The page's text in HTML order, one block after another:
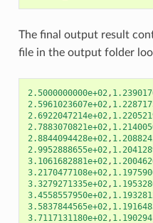
The final output result
file in the output folder
2.5000000000e+02,
2.5961023607e+02,
2.6922047214e+02,
2.7883070821e+02,
2.8844094428e+02,
2.9952888655e+02,
3.1061682881e+02,
3.2170477108e+02,
3.3279271335e+02,
3.4558557950e+02,
3.5837844565e+02,
3.7117131180e+02,